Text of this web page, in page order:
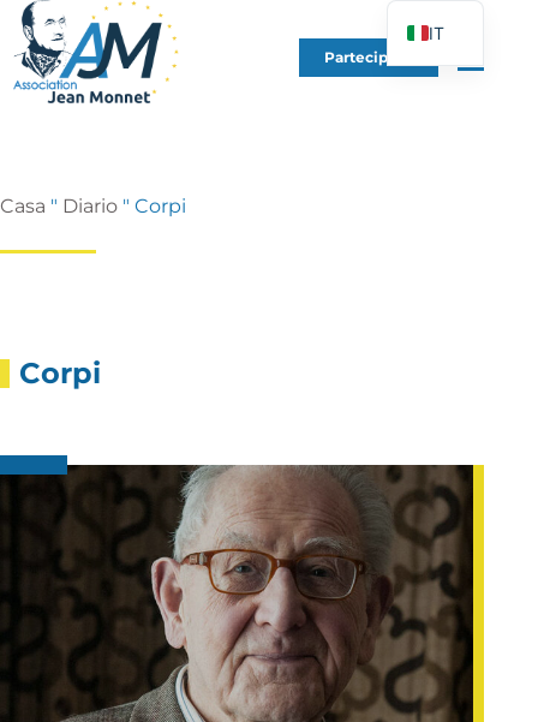
Partecipare
Casa " Diario " Corpi
Corpi
IT
FR